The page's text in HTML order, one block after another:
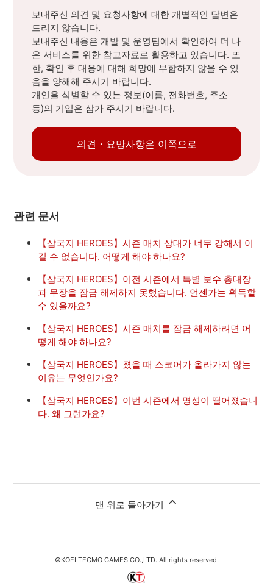
보내주신 의견 및 요청사항에 대한 개별적인 답변은
드리지 않습니다.
보내주신 내용은 개발 및 운영팀에서 확인하여 더 나
은 서비스를 위한 참고자료로 활용하고 있습니다. 또
한, 확인 후 대응에 대해 희망에 부합하지 않을 수 있
음을 양해해 주시기 바랍니다.
개인을 식별할 수 있는 정보(이름, 전화번호, 주소
등)의 기입은 삼가 주시기 바랍니다.
의견・요망사항은 이쪽으로
관련 문서
【삼국지 HEROES】시즌 매치 상대가 너무 강해서 이
길 수 없습니다. 어떻게 해야 하나요?
【삼국지 HEROES】이전 시즌에서 특별 보수 총대장
과 무장을 잠금 해제하지 못했습니다. 언젠가는 획득할
수 있을까요?
【삼국지 HEROES】시즌 매치를 잠금 해제하려면 어
떻게 해야 하나요?
【삼국지 HEROES】졌을 때 스코어가 올라가지 않는
이유는 무엇인가요?
【삼국지 HEROES】이번 시즌에서 명성이 떨어졌습니
다. 왜 그런가요?
맨 위로 돌아가기
©KOEI TECMO GAMES CO.,LTD. All rights reserved.